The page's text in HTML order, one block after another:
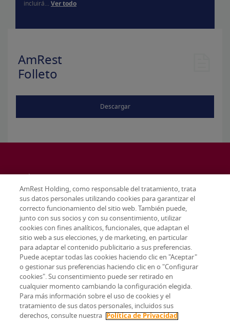
incluirá... Ver todo
AmRest
Folleto
Descargar
Terms & conditions
Privacy policy
Configuración de cookies
AmRest Holding, como responsable del tratamiento, trata
sus datos personales utilizando cookies para garantizar el
correcto funcionamiento del sitio web. También puede,
junto con sus socios y con su consentimiento, utilizar
cookies con fines analíticos, funcionales, que adaptan el
sitio web a sus elecciones, y de marketing, en particular
para adaptar el contenido publicitario a sus preferencias.
Puede aceptar todas las cookies haciendo clic en "Aceptar"
o gestionar sus preferencias haciendo clic en o "Configurar
cookies". Su consentimiento puede ser retirado en
cualquier momento cambiando la configuración elegida.
Para más información sobre el uso de cookies y el
tratamiento de sus datos personales, incluidos sus
derechos, consulte nuestra
Política de Privacidad